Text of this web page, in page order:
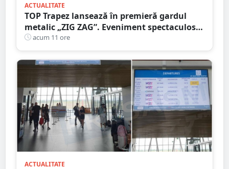
ACTUALITATE
TOP Trapez lansează în premieră gardul
metalic „ZIG ZAG”. Eveniment spectaculos
în Grădina Romei
acum 11 ore
ACTUALITATE